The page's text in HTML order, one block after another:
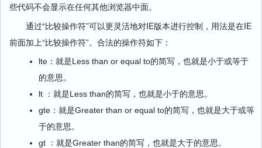
些代码不会显示在任何其他浏览器中面。
通过“比较操作符”可以更灵活地对IE版本进行控制，用法是在IE
前面加上“比较操作符”。合法的操作符如下：
lte：就是Less than or equal to的简写，也就是小于或等于
的意思。
lt ：就是Less than的简写，也就是小于的意思。
gte：就是Greater than or equal to的简写，也就是大于或等
于的意思。
gt ：就是Greater than的简写，也就是大于的意思。